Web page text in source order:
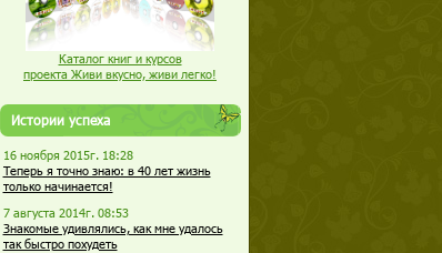
Каталог книг и курсов
проекта Живи вкусно, живи легко!
Истории успеха
16 ноября 2015г. 18:28
Теперь я точно знаю: в 40 лет жизнь
только начинается!
7 августа 2014г. 08:53
Знакомые удивлялись, как мне удалось
так быстро похудеть